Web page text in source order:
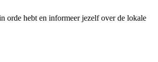
orde hebt en informeer jezelf over de lokale